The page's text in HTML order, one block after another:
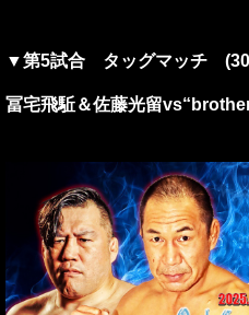
▼第5試合 タッグマッチ (30
冨宅飛駈＆佐藤光留